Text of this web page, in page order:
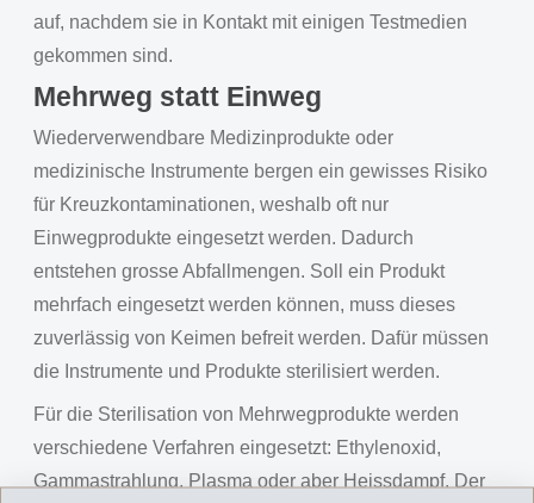
auf, nachdem sie in Kontakt mit einigen Testmedien
gekommen sind.
Mehrweg statt Einweg
Wiederverwendbare Medizinprodukte oder
medizinische Instrumente bergen ein gewisses Risiko
für Kreuzkontaminationen, weshalb oft nur
Einwegprodukte eingesetzt werden. Dadurch
entstehen grosse Abfallmengen. Soll ein Produkt
mehrfach eingesetzt werden können, muss dieses
zuverlässig von Keimen befreit werden. Dafür müssen
die Instrumente und Produkte sterilisiert werden.
Für die Sterilisation von Mehrwegprodukte werden
verschiedene Verfahren eingesetzt: Ethylenoxid,
Gammastrahlung, Plasma oder aber Heissdampf. Der